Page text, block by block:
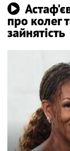
про колег
зайнятість